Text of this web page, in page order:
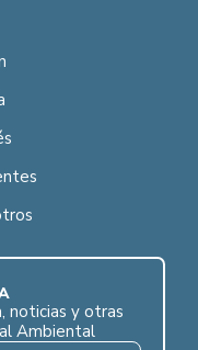
noticias y otras
Ambiental